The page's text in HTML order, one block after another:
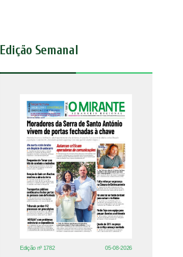
Edição Semanal
Edição nº 1782 05-08-2026